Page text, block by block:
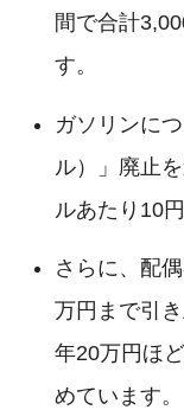
間で合計
す。
ガソリンに
ル）」廃止
ルあたり10
さらに、配
万円まで引
年20万円ほ
めています。